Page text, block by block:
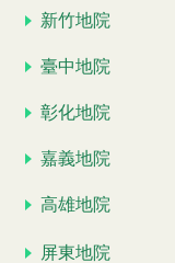
新竹地院
臺中地院
彰化地院
嘉義地院
高雄地院
屏東地院